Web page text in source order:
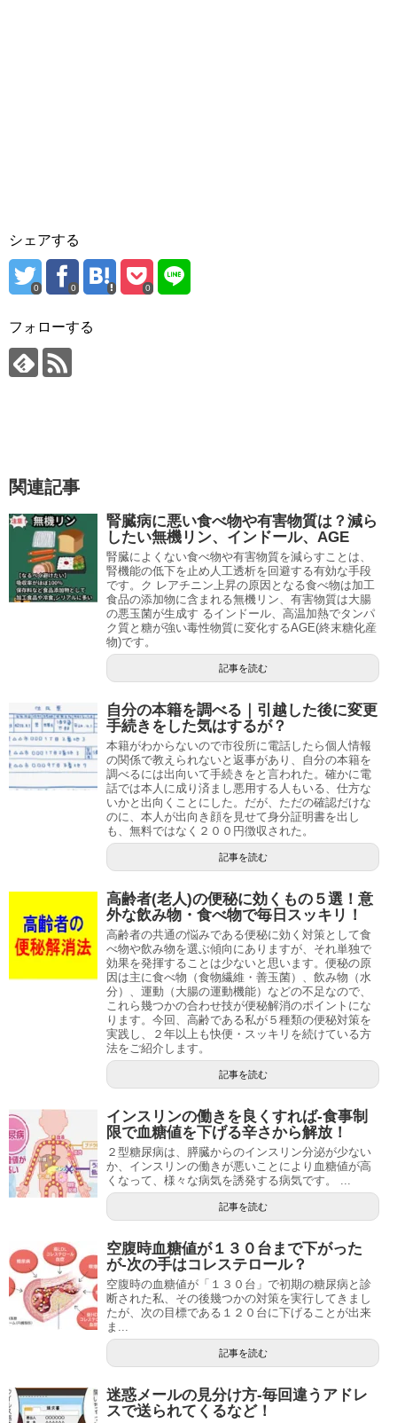
シェアする
0 0 0
フォローする
関連記事
腎臓病に悪い食べ物や有害物質は？減ら
したい無機リン、インドール、AGE
腎臓によくない食べ物や有害物質を減らすことは、
腎機能の低下を止め人工透析を回避する有効な手段
です。ク レアチニン上昇の原因となる食べ物は加工
食品の添加物に含まれる無機リン、有害物質は大腸
の悪玉菌が生成す るインドール、高温加熱でタンパ
ク質と糖が強い毒性物質に変化するAGE(終末糖化産
物)です。
記事を読む
自分の本籍を調べる｜引越した後に変更
手続きをした気はするが？
本籍がわからないので市役所に電話したら個人情報
の関係で教えられないと返事があり、自分の本籍を
調べるには出向いて手続きをと言われた。確かに電
話では本人に成り済まし悪用する人もいる、仕方な
いかと出向くことにした。だが、ただの確認だけな
のに、本人が出向き顔を見せて身分証明書を出し
も、無料ではなく２００円徴収された。
記事を読む
高齢者(老人)の便秘に効くもの５選！意
外な飲み物・食べ物で毎日スッキリ！
高齢者の共通の悩みである便秘に効く対策として食
べ物や飲み物を選ぶ傾向にありますが、それ単独で
効果を発揮することは少ないと思います。便秘の原
因は主に食べ物（食物繊維・善玉菌）、飲み物（水
分）、運動（大腸の運動機能）などの不足なので、
これら幾つかの合わせ技が便秘解消のポイントにな
ります。今回、高齢である私が５種類の便秘対策を
実践し、２年以上も快便・スッキリを続けている方
法をご紹介します。
記事を読む
インスリンの働きを良くすれば-食事制
限で血糖値を下げる辛さから解放！
２型糖尿病は、膵臓からのインスリン分泌が少ない
か、インスリンの働きが悪いことにより血糖値が高
くなって、様々な病気を誘発する病気です。 ...
記事を読む
空腹時血糖値が１３０台まで下がった
が-次の手はコレステロール？
空腹時の血糖値が「１３０台」で初期の糖尿病と診
断された私、その後幾つかの対策を実行してきまし
たが、次の目標である１２０台に下げることが出来
ま...
記事を読む
迷惑メールの見分け方-毎回違うアドレ
スで送られてくるなど！